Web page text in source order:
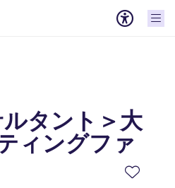
タント＞大
ィングファ